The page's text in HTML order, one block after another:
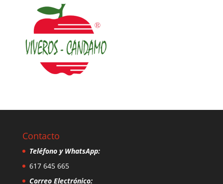
Contacto
Teléfono y WhatsApp:
617 645 665
Correo Electrónico: